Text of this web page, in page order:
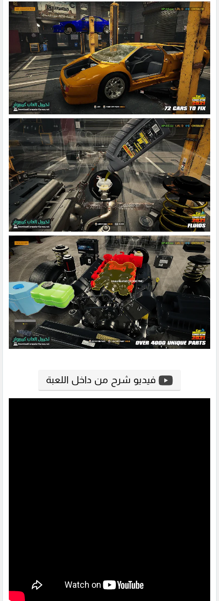
فيديو شرح من داخل اللعبة